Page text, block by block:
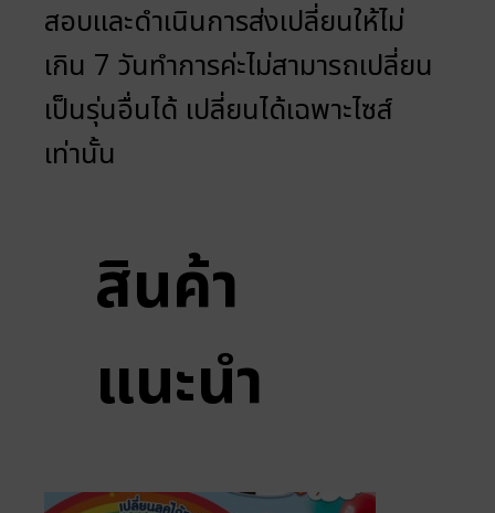
สอบและดำเนินการส่งเปลี่ยนให้ไม่
เกิน 7 วันทำการค่ะไม่สามารถเปลี่ยน
เป็นรุ่นอื่นได้ เปลี่ยนได้เฉพาะไซส์
เท่านั้น
สินค้า
แนะนำ